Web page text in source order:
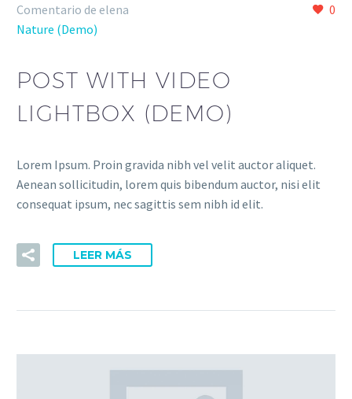
0
Comentario de elena
Nature (Demo)
POST WITH VIDEO
LIGHTBOX (DEMO)
Lorem Ipsum. Proin gravida nibh vel velit auctor aliquet.
Aenean sollicitudin, lorem quis bibendum auctor, nisi elit
consequat ipsum, nec sagittis sem nibh id elit.
LEER MÁS